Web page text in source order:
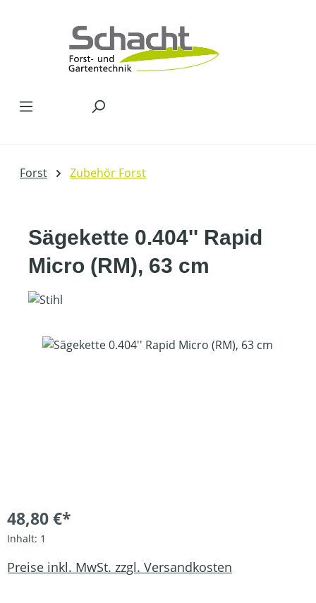
Forst Zubehör Forst
Sägekette 0.404'' Rapid
Micro (RM), 63 cm
Bildergalerie überspringen
48,80 €*
Inhalt: 1
Preise inkl. MwSt. zzgl. Versandkosten